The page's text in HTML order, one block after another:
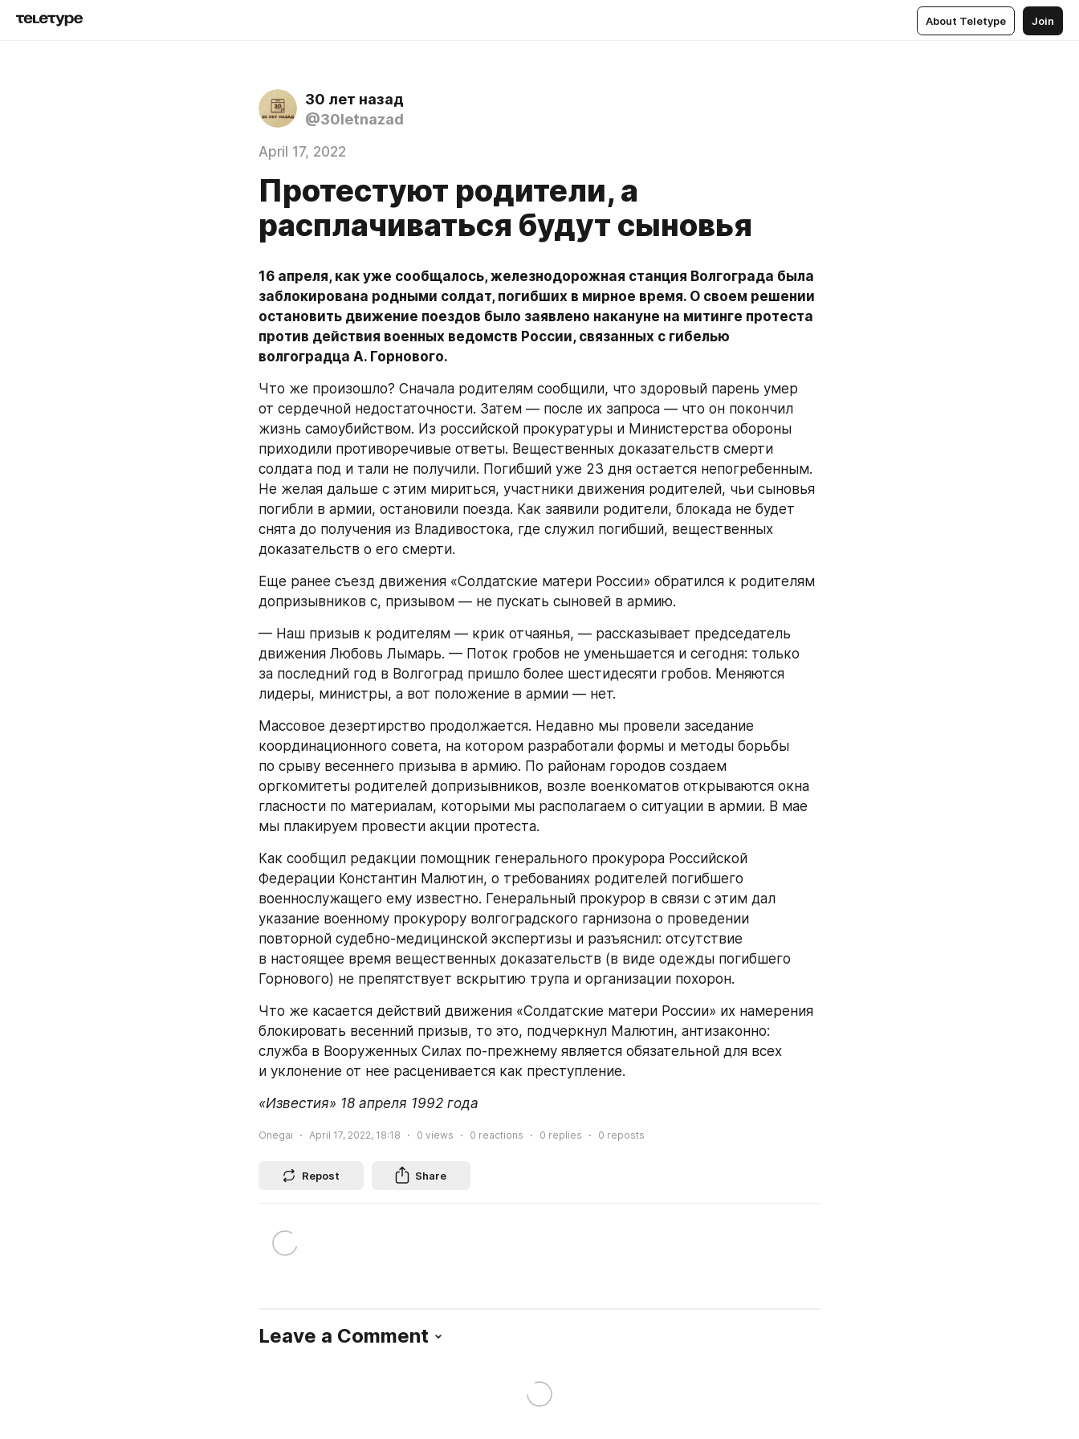
About Teletype Join
30 лет назад
@30letnazad
April 17, 2022
Протестуют родители, а
расплачиваться будут сыновья
16 апреля, как уже сообщалось, железнодорожная станция Волгограда была
заблокирована родными солдат, погибших в мирное время. О своем решении
остановить движение поездов было заявлено накануне на митинге протеста
против действия военных ведомств России, связанных с гибелью
волгоградца А. Горнового.
Что же произошло? Сначала родителям сообщили, что здоровый парень умер
от сердечной недостаточности. Затем — после их запроса — что он покончил
жизнь самоубийством. Из российской прокуратуры и Министерства обороны
приходили противоречивые ответы. Вещественных доказательств смерти
солдата под и тали не получили. Погибший уже 23 дня остается непогребенным.
Не желая дальше с этим мириться, участники движения родителей, чьи сыновья
погибли в армии, остановили поезда. Как заявили родители, блокада не будет
снята до получения из Владивостока, где служил погибший, вещественных
доказательств о его смерти.
Еще ранее съезд движения «Солдатские матери России» обратился к родителям
допризывников с, призывом — не пускать сыновей в армию.
— Наш призыв к родителям — крик отчаянья, — рассказывает председатель
движения Любовь Лымарь. — Поток гробов не уменьшается и сегодня: только
за последний год в Волгоград пришло более шестидесяти гробов. Меняются
лидеры, министры, а вот положение в армии — нет.
Массовое дезертирство продолжается. Недавно мы провели заседание
координационного совета, на котором разработали формы и методы борьбы
по срыву весеннего призыва в армию. По районам городов создаем
оргкомитеты родителей допризывников, возле военкоматов открываются окна
гласности по материалам, которыми мы располагаем о ситуации в армии. В мае
мы плакируем провести акции протеста.
Как сообщил редакции помощник генерального прокурора Российской
Федерации Константин Малютин, о требованиях родителей погибшего
военнослужащего ему известно. Генеральный прокурор в связи с этим дал
указание военному прокурору волгоградского гарнизона о проведении
повторной судебно-медицинской экспертизы и разъяснил: отсутствие
в настоящее время вещественных доказательств (в виде одежды погибшего
Горнового) не препятствует вскрытию трупа и организации похорон.
Что же касается действий движения «Солдатские матери России» их намерения
блокировать весенний призыв, то это, подчеркнул Малютин, антизаконно:
служба в Вооруженных Силах по-прежнему является обязательной для всех
и уклонение от нее расценивается как преступление.
«Известия» 18 апреля 1992 года
Onegai April 17, 2022, 18:18 0 views 0 reactions 0 replies 0 reposts
Repost Share
Leave a Comment